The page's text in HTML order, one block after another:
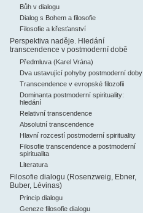
Bůh v dialogu
Dialog s Bohem a filosofie
Filosofie a křesťanství
Perspektiva naděje. Hledání
transcendence v postmoderní době
Předmluva (Karel Vrána)
Dva ustavující pohyby postmoderní doby
Transcendence v evropské filozofii
Dominanta postmoderní spirituality:
hledání
Relativní transcendence
Absolutní transcendence
Hlavní rozcestí postmoderní spirituality
Filosofie transcendence a postmoderní
spiritualita
Literatura
Filosofie dialogu (Rosenzweig, Ebner,
Buber, Lévinas)
Princip dialogu
Geneze filosofie dialogu